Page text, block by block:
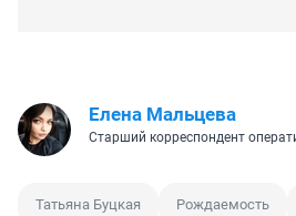
Елена Мальцева
Старший корреспондент
Татьяна Буцкая Рождаемость